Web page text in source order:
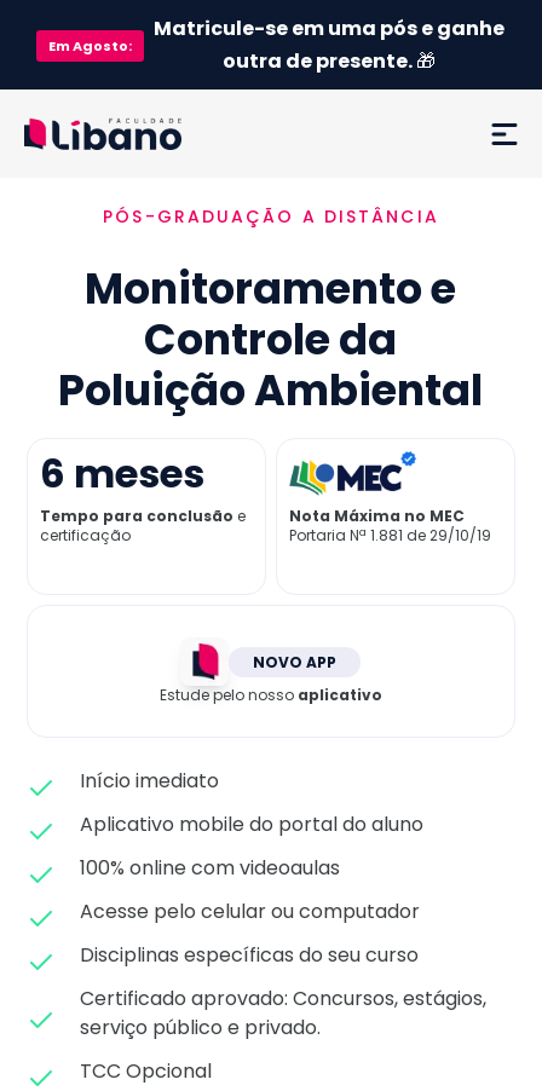
EmAgosto:
Matricule-se em uma pós e ganhe
outra de presente.🎁
Ementa
Como funciona
Credenciamento MEC
Já sou aluno
PÓS-GRADUAÇÃO A DISTÂNCIA
Monitoramento e
Controle da
Poluição Ambiental
6 meses
Tempo para conclusão e
certificação
Nota Máxima no MEC
Portaria Nª 1.881 de 29/10/19
NOVO APP
Estude pelo nosso aplicativo
Início imediato
Aplicativo mobile do portal do aluno
100% online com videoaulas
Acesse pelo celular ou computador
Disciplinas específicas do seu curso
Certificado aprovado: Concursos, estágios,
serviço público e privado.
TCC Opcional